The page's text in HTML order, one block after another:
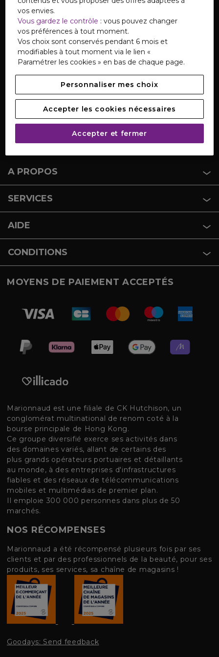
SERVICE CLIENTS
Notre Service Clients est disponible du lundi au
CONTACTEZ-NOUS
notre service pour les personnes sourdes
et malentendantesdu lundi au vendredi de 9h à 18h.
A PROPOS
SERVICES
AIDE
CONDITIONS
MOYENS DE PAIEMENT ACCEPTÉS
Marionnaud est une filiale de CK Hutchison, un
conglomérat multinational de renom coté à la
bourse principale de Hong Kong.
Ce groupe diversifié exerce ses activités dans
des domaines variés, allant de certains des
plus grands opérateurs portuaires et détaillants
au monde, à des entreprises d'infrastructures
fiables et des réseaux de télécommunications
mobiles et multimédias de premier plan.
Il emploie 300 000 personnes dans plus de 50
marchés.
NOS RÉCOMPENSES
Marionnaud a été récompensé plusieurs fois par ses
clients et par des professionnels de la beauté, pour ses
produits, ses services, sa chaîne de magasins !
Goodays: Send feedback
vos envies.
Vous gardez le contrôle : vous pouvez changer
vos préférences à tout moment.
Vos choix sont conservés pendant 6 mois et
modifiables à tout moment via le lien «
Paramétrer les cookies » en bas de chaque page.
Personnaliser mes choix
Accepter les cookies nécessaires
Accepter et fermer